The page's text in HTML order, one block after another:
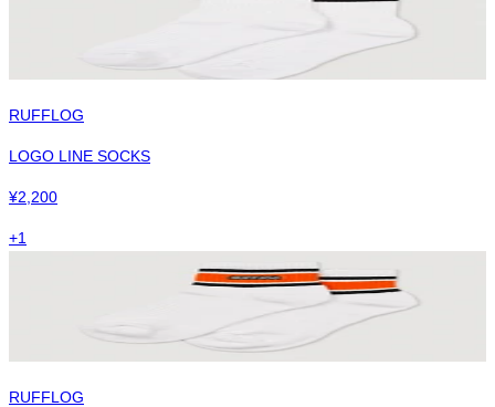
RUFFLOG
LOGO LINE SOCKS
¥2,200
+1
RUFFLOG